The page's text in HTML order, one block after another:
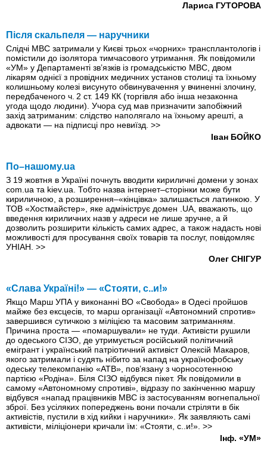
Лариса ГУТОРОВА
Після скальпеля — наручники
Слідчі МВС затримали у Києві трьох «чорних» трансплантологів i
помістили до ізолятора тимчасового утримання. Як повідомили
«УМ» у Департаменті зв’язків iз громадськістю МВС, двом
лікарям однієї з провідних медичних установ столиці та їхньому
колишньому колезі висунуто обвинувачення у вчиненні злочину,
передбаченого ч. 2 ст. 149 КК (торгівля або інша незаконна
угода щодо людини). Учора суд мав призначити запобіжний
захід затриманим: слідство наполягало на їхньому арешті, а
адвокати — на підписці про невиїзд. >>
Іван БОЙКО
По–нашому.ua
З 19 жовтня в Україні почнуть вводити кириличні домени у зонах
com.ua та kiev.ua. Тобто назва інтернет–сторінки може бути
кириличною, а розширення–«кінцівка» залишається латинкою. У
ТОВ «Хостмайстер», яке адмініструє домен .UA, вважають, що
введення кириличних назв у адреси не лише зручне, а й
дозволить розширити кількість самих адрес, а також надасть нові
можливості для просування своїх товарів та послуг, повідомляє
УНІАН. >>
Олег СНІГУР
«Слава Україні!» — «Стояти, с..и!»
Якщо Марш УПА у виконанні ВО «Свобода» в Одесі пройшов
майже без ексцесів, то марш організації «Автономний спротив»
завершився сутичкою з міліцією та масовим затриманням.
Причина проста — «помаршували» не туди. Активісти рушили
до одеського СІЗО, де утримується російський політичний
емігрант і український патріотичний активіст Олексій Макаров,
якого затримали і судять нібито за напад на українофобську
одеську телекомпанію «АТВ», пов’язану з чорносотенною
партією «Родіна». Біля СІЗО відбувся пікет. Як повідомили в
самому «Автономному спротиві», відразу по закінченню маршу
відбувся «напад працівників МВС із застосуванням вогнепальної
зброї. Без усіляких попереджень вони почали стріляти в бік
активістів, пустили в хід кийки і наручники». Як заявляють самі
активісти, міліціонери кричали їм: «Стояти, с..и!». >>
Інф. «УМ»